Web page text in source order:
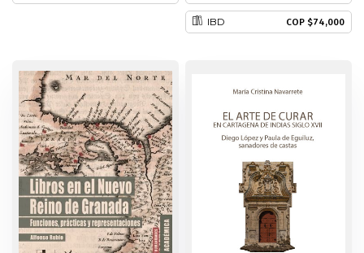
Medicina
Medioambiente
Música
Narcotráfico
IBD COP $74,000